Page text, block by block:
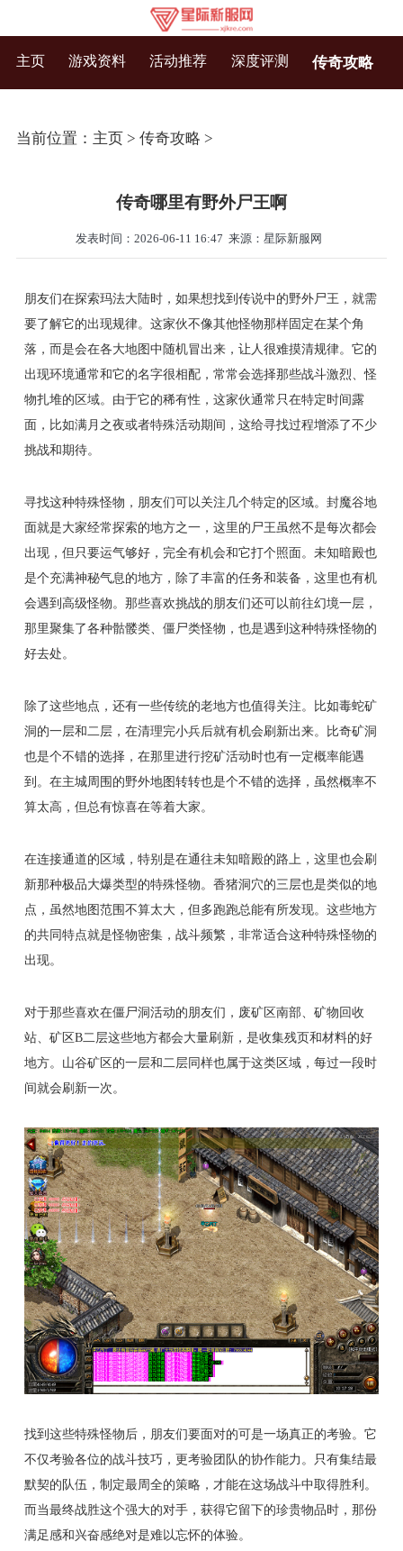
主页 游戏资料 活动推荐 深度评测 传奇攻略
当前位置： 主页> 传奇攻略 >
传奇哪里有野外尸王啊
发表时间：2026-06-11 16:47 来源：星际新服网
朋友们在探索玛法大陆时，如果想找到传说中的野外尸王，就需
要了解它的出现规律。这家伙不像其他怪物那样固定在某个角
落，而是会在各大地图中随机冒出来，让人很难摸清规律。它的
出现环境通常和它的名字很相配，常常会选择那些战斗激烈、怪
物扎堆的区域。由于它的稀有性，这家伙通常只在特定时间露
面，比如满月之夜或者特殊活动期间，这给寻找过程增添了不少
挑战和期待。
寻找这种特殊怪物，朋友们可以关注几个特定的区域。封魔谷地
面就是大家经常探索的地方之一，这里的尸王虽然不是每次都会
出现，但只要运气够好，完全有机会和它打个照面。未知暗殿也
是个充满神秘气息的地方，除了丰富的任务和装备，这里也有机
会遇到高级怪物。那些喜欢挑战的朋友们还可以前往幻境一层，
那里聚集了各种骷髅类、僵尸类怪物，也是遇到这种特殊怪物的
好去处。
除了这些地点，还有一些传统的老地方也值得关注。比如毒蛇矿
洞的一层和二层，在清理完小兵后就有机会刷新出来。比奇矿洞
也是个不错的选择，在那里进行挖矿活动时也有一定概率能遇
到。在主城周围的野外地图转转也是个不错的选择，虽然概率不
算太高，但总有惊喜在等着大家。
在连接通道的区域，特别是在通往未知暗殿的路上，这里也会刷
新那种极品大爆类型的特殊怪物。香猪洞穴的三层也是类似的地
点，虽然地图范围不算太大，但多跑跑总能有所发现。这些地方
的共同特点就是怪物密集，战斗频繁，非常适合这种特殊怪物的
出现。
对于那些喜欢在僵尸洞活动的朋友们，废矿区南部、矿物回收
站、矿区B二层这些地方都会大量刷新，是收集残页和材料的好
地方。山谷矿区的一层和二层同样也属于这类区域，每过一段时
间就会刷新一次。
找到这些特殊怪物后，朋友们要面对的可是一场真正的考验。它
不仅考验各位的战斗技巧，更考验团队的协作能力。只有集结最
默契的队伍，制定最周全的策略，才能在这场战斗中取得胜利。
而当最终战胜这个强大的对手，获得它留下的珍贵物品时，那份
满足感和兴奋感绝对是难以忘怀的体验。